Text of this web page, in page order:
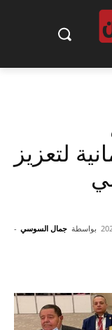
لتعزيز
بواسطة جمال السوسي -